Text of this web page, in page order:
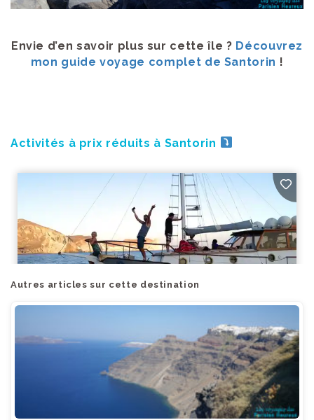
Envie d’en savoir plus sur cette île ? Découvrez
mon guide voyage complet de Santorin !
Activités à prix réduits à Santorin
Autres articles sur cette destination